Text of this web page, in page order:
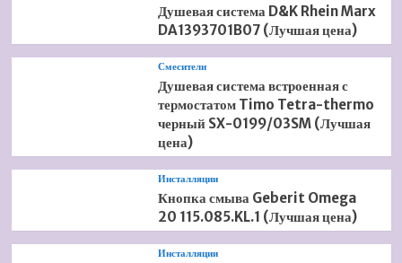
Душевая система D&K Rhein Marx
DA1393701B07 (Лучшая цена)
Смесители
Душевая система встроенная с
термостатом Timo Tetra-thermo
черный SX-0199/03SM (Лучшая
цена)
Инсталляции
Кнопка смыва Geberit Omega
20 115.085.KL.1 (Лучшая цена)
Инсталляции